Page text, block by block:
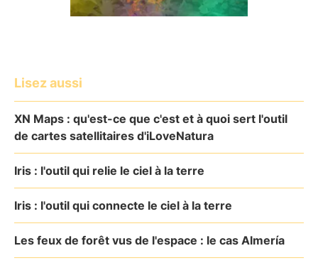
Lisez aussi
XN Maps : qu'est-ce que c'est et à quoi sert l'outil
de cartes satellitaires d'iLoveNatura
Iris : l'outil qui relie le ciel à la terre
Iris : l'outil qui connecte le ciel à la terre
Les feux de forêt vus de l'espace : le cas Almería